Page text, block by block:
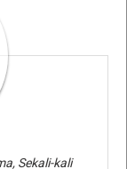
Sekali-kali